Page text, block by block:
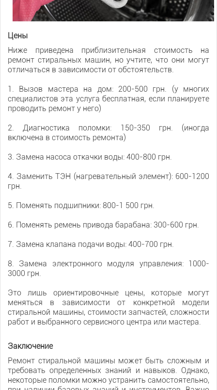
Цены
Ниже приведена приблизительная стоимость на
ремонт стиральных машин, но учтите, что они могут
отличаться в зависимости от обстоятельств.
1. Вызов мастера на дом: 200-500 грн. (у многих
специалистов эта услуга бесплатная, если планируете
проводить ремонт у него)
2. Диагностика поломки: 150-350 грн. (иногда
включена в стоимость ремонта)
3. Замена насоса откачки воды: 400-800 грн.
4. Заменить ТЭН (нагревательный элемент): 600-1200
грн.
5. Поменять подшипники: 800-1 500 грн.
6. Поменять ремень привода барабана: 300-600 грн.
7. Замена клапана подачи воды: 400-700 грн.
8. Замена электронного модуля управления: 1000-
3000 грн.
Это лишь ориентировочные цены, которые могут
меняться в зависимости от конкретной модели
стиральной машины, стоимости запчастей, сложности
работ и выбранного сервисного центра или мастера.
Заключение
Ремонт стиральной машины может быть сложным и
требовать определенных знаний и навыков. Однако,
некоторые поломки можно устранить самостоятельно,